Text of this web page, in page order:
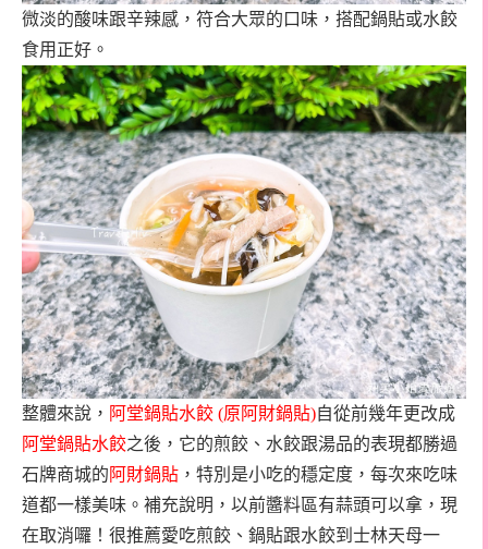
微淡的酸味跟辛辣感，符合大眾的口味，搭配鍋貼或水餃
食用正好。
整體來說， 阿堂鍋貼水餃 (原阿財鍋貼)自從前幾年更改成
阿堂鍋貼水餃之後，它的煎餃、水餃跟湯品的表現都勝過
石牌商城的 阿財鍋貼 ，特別是小吃的穩定度，每次來吃味
道都一樣美味。補充說明，以前醬料區有蒜頭可以拿，現
在取消囉！很推薦愛吃煎餃、鍋貼跟水餃到士林天母一